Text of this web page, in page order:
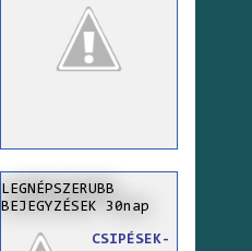
LEGNÉPSZERUBB
BEJEGYZÉSEK 30nap
CSIPÉSEK-